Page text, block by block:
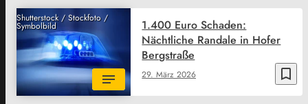
Shutterstock / Stockfoto /
Symbolbild
bookmark_border
29. März 2026
1.400 Euro Schaden:
Nächtliche Randale in Hofer
Bergstraße